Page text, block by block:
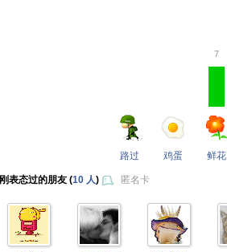
路过 鸡蛋
7
鲜花
刚表态过的朋友 (10 人) 匿名卡